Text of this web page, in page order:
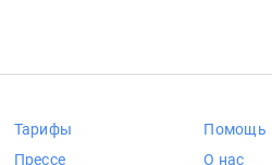
Тарифы
Прессе
Помощь
О нас